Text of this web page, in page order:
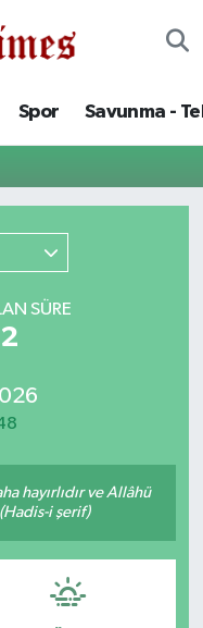
Spor Savunma -
SÜRE
hayırlıdır ve Allâhü
i şerif)
Fikstür